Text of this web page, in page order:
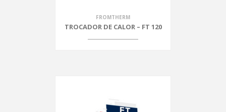
FROMTHERM
TROCADOR DE CALOR – FT 120